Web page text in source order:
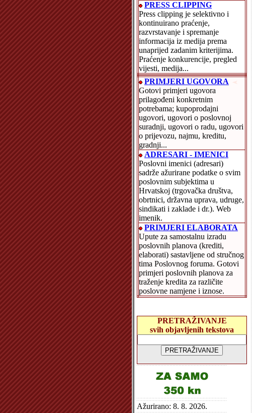
PRESS CLIPPING
Press clipping je selektivno i
kontinuirano praćenje,
razvrstavanje i spremanje
informacija iz medija prema
unaprijed zadanim kriterijima.
Praćenje konkurencije, pregled
vijesti, medija...
PRIMJERI UGOVORA
Gotovi primjeri ugovora
prilagođeni konkretnim
potrebama; kupoprodajni
ugovori, ugovori o poslovnoj
suradnji, ugovori o radu, ugovori
o prijevozu, najmu, kreditu,
gradnji...
ADRESARI - IMENICI
Poslovni imenici (adresari)
sadrže ažurirane podatke o svim
poslovnim subjektima u
Hrvatskoj (trgovačka društva,
obrtnici, državna uprava, udruge,
sindikati i zaklade i dr.). Web
imenik.
PRIMJERI ELABORATA
Upute za samostalnu izradu
poslovnih planova (krediti,
elaborati) sastavljene od stručnog
tima Poslovnog foruma. Gotovi
primjeri poslovnih planova za
traženje kredita za različite
poslovne namjene i iznose.
PRETRAŽIVANJE
svih objavljenih tekstova
Ažurirano: 8. 8. 2026.